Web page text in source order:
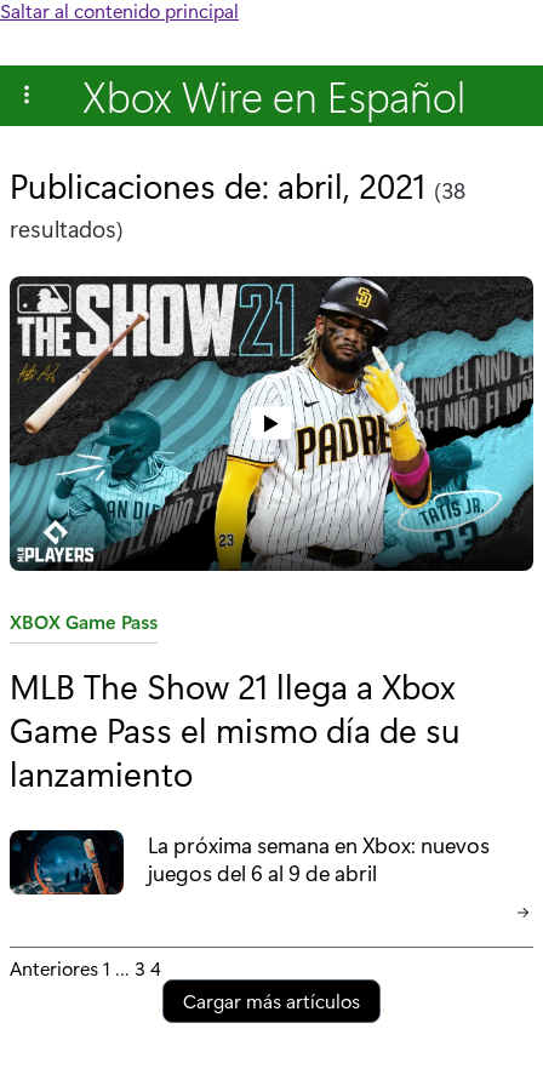
Saltar al contenido principal
Xbox Wire en Español
Publicaciones de: abril, 2021 (38
resultados)
C
t
e
g
o
í
a
XBOX Game Pass
MLB The Show 21 llega a Xbox
Game Pass el mismo día de su
lanzamiento
La próxima semana en Xbox: nuevos
juegos del 6 al 9 de abril
P
Anteriores1 … 3 4
Cargar más artículos